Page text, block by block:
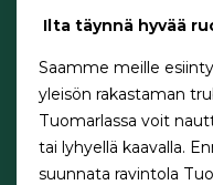
Ilta täynnä hyvää
Saamme meille
yleisön rakastaman
Tuomarlassa voit
tai lyhyellä kaavalla.
suunnata ravintola